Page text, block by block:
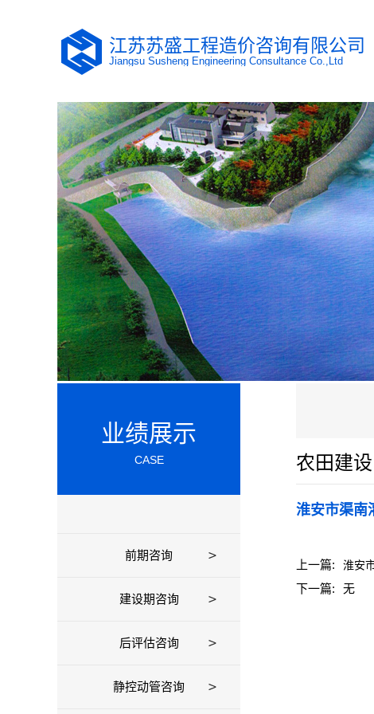
江苏苏盛工程造价咨询有限公司
Jiangsu Susheng Engineering Consultance Co.,Ltd
业绩展示
CASE
前期咨询
建设期咨询
后评估咨询
静控动管咨询
农田建设
淮安市渠南
上一篇: 淮安
下一篇: 无